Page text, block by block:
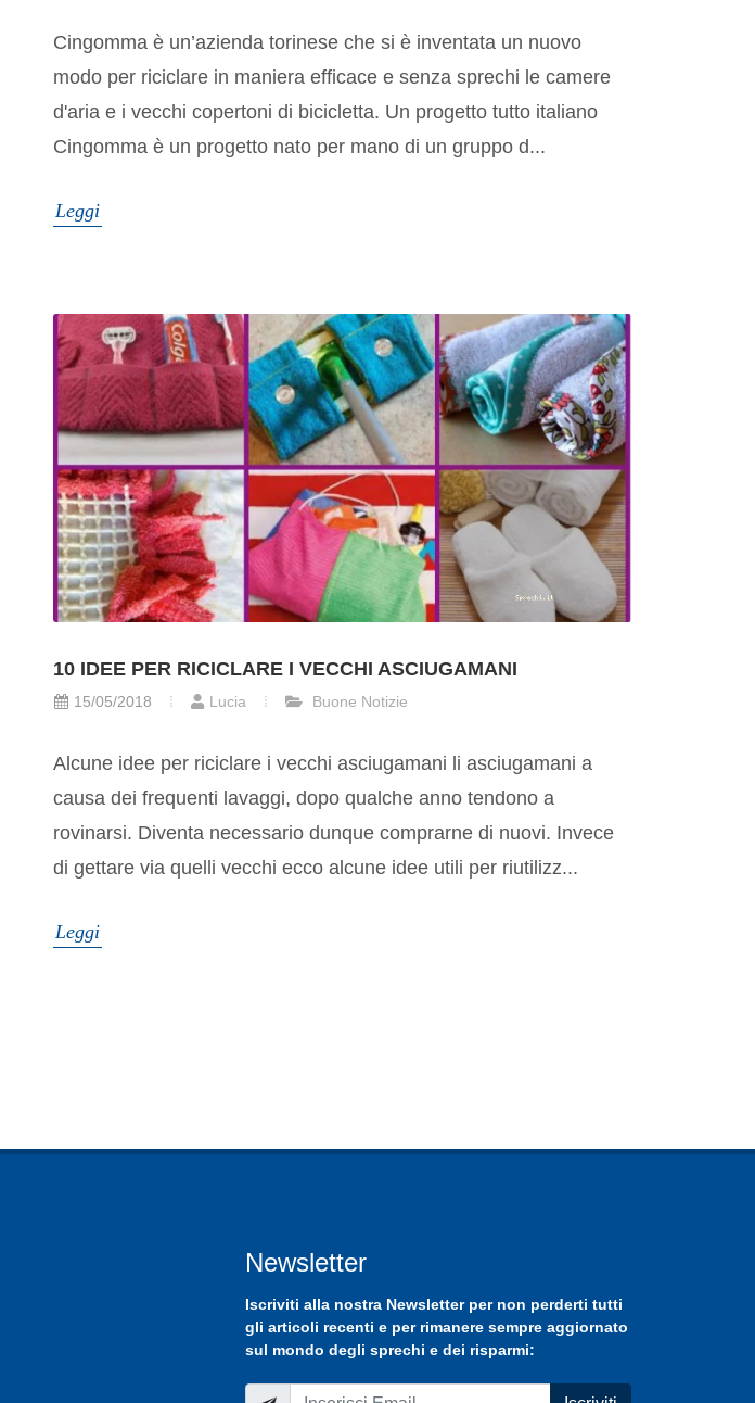
Cingomma è un’azienda torinese che si è inventata un nuovo
modo per riciclare in maniera efficace e senza sprechi le camere
d'aria e i vecchi copertoni di bicicletta. Un progetto tutto italiano
Cingomma è un progetto nato per mano di un gruppo d...
Leggi
10 IDEE PER RICICLARE I VECCHI ASCIUGAMANI
15/05/2018 Lucia Buone Notizie
Alcune idee per riciclare i vecchi asciugamani li asciugamani a
causa dei frequenti lavaggi, dopo qualche anno tendono a
rovinarsi. Diventa necessario dunque comprarne di nuovi. Invece
di gettare via quelli vecchi ecco alcune idee utili per riutilizz...
Leggi
Newsletter
Iscriviti alla nostra Newsletterper non perderti tutti
gli articoli recenti e per rimanere sempre aggiornato
sul mondo degli sprechi e dei risparmi: